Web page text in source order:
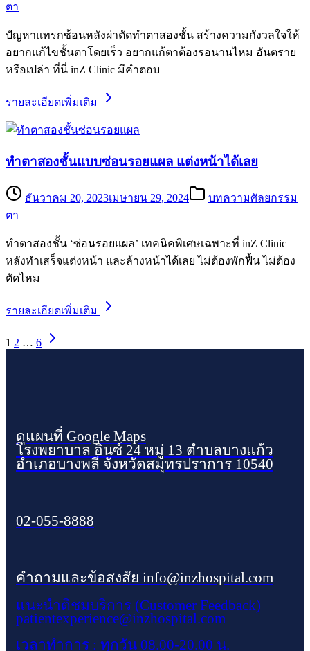
ตา
ปัญหาแทรกซ้อนหลังผ่าตัดทำตาสองชั้น สร้างความกังวลใจให้
อยากแก้ไขชั้นตาโดยเร็ว อยากแก้ตาต้องรอนานไหม อันตราย
หรือเปล่า ที่นี่ inZ Clinic มีคำตอบ
รายละเอียดเพิ่มเติม
ทำตาสองชั้นแบบซ่อนรอยแผล แต่งหน้าได้เลย
ธันวาคม 20, 2023เมษายน 29, 2024
บทความศัลยกรรม
ตา
ทำตาสองชั้น ‘ซ่อนรอยแผล’ เทคนิคพิเศษเฉพาะที่ inZ Clinic
หลังทำเสร็จแต่งหน้า และล้างหน้าได้เลย ไม่ต้องพักฟื้น ไม่ต้อง
ตัดไหม
รายละเอียดเพิ่มเติม
1 2 … 6
ดูแผนที่ Google Maps
โรงพยาบาล อินซ์ 24 หมู่ 13 ตำบลบางแก้ว
อำเภอบางพลี จังหวัดสมุทรปราการ 10540
02-055-8888
คำถามและข้อสงสัย info@inzhospital.com
แนะนำติชมบริการ (Customer Feedback)
patientexperience@inzhospital.com
เวลาทำการ : ทุกวัน 08.00-20.00 น.